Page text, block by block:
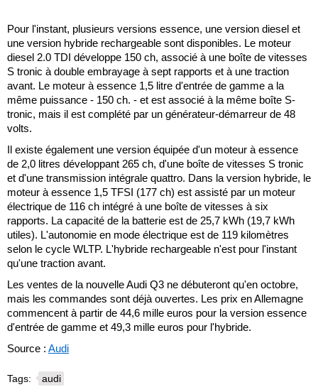
Pour l'instant, plusieurs versions essence, une version diesel et
une version hybride rechargeable sont disponibles. Le moteur
diesel 2.0 TDI développe 150 ch, associé à une boîte de vitesses
S tronic à double embrayage à sept rapports et à une traction
avant. Le moteur à essence 1,5 litre d'entrée de gamme a la
même puissance - 150 ch. - et est associé à la même boîte S-
tronic, mais il est complété par un générateur-démarreur de 48
volts.
Il existe également une version équipée d'un moteur à essence
de 2,0 litres développant 265 ch, d'une boîte de vitesses S tronic
et d'une transmission intégrale quattro. Dans la version hybride, le
moteur à essence 1,5 TFSI (177 ch) est assisté par un moteur
électrique de 116 ch intégré à une boîte de vitesses à six
rapports. La capacité de la batterie est de 25,7 kWh (19,7 kWh
utiles). L'autonomie en mode électrique est de 119 kilomètres
selon le cycle WLTP. L'hybride rechargeable n'est pour l'instant
qu'une traction avant.
Les ventes de la nouvelle Audi Q3 ne débuteront qu'en octobre,
mais les commandes sont déjà ouvertes. Les prix en Allemagne
commencent à partir de 44,6 mille euros pour la version essence
d'entrée de gamme et 49,3 mille euros pour l'hybride.
Source : Audi
Tags: audi